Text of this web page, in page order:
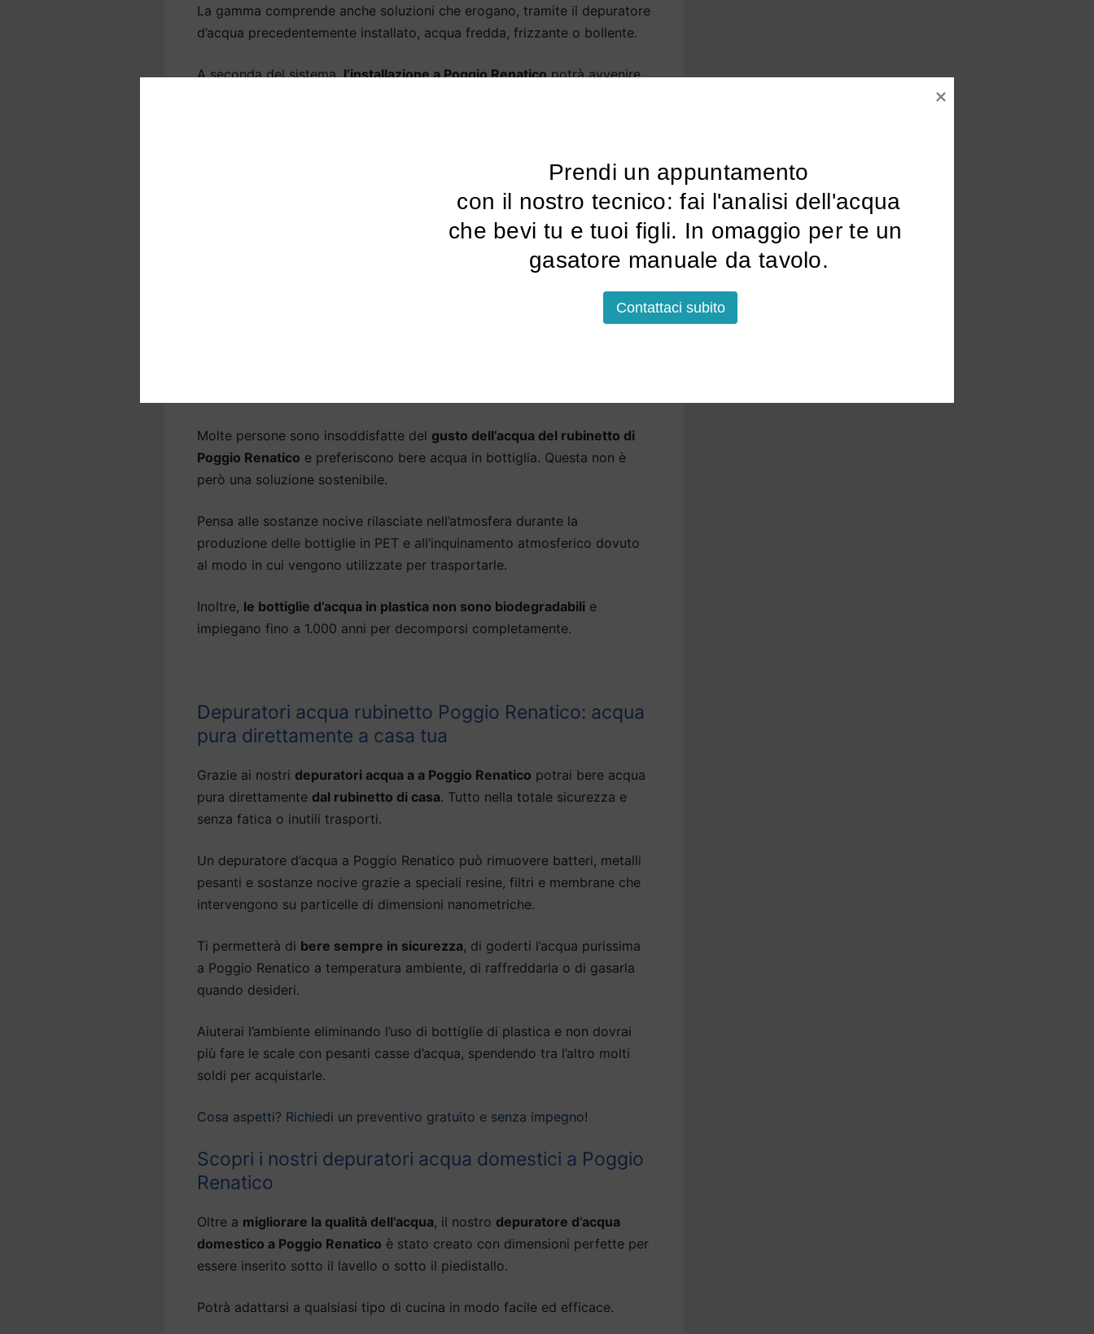
La gamma comprende anche soluzioni che erogano, tramite il depuratore
d’acqua precedentemente installato, acqua fredda, frizzante o bollente.
A seconda del sistema,l’installazione a Poggio Renaticopotrà avvenire
Depuratori acqua casa Poggio Renatico: tutti i
è fondamentale per la nostra salute e per il nostro
riduciamo i residui per rendere l’acqua più leggera, eliminiamo eventuali
Molte persone sono insoddisfatte del gusto dell’acqua del rubinetto di
Poggio Renatico e preferiscono bere acqua in bottiglia. Questa non è
però una soluzione sostenibile.
Pensa alle sostanze nocive rilasciate nell’atmosfera durante la
produzione delle bottiglie in PET e all’inquinamento atmosferico dovuto
al modo in cui vengono utilizzate per trasportarle.
Inoltre, le bottiglie d’acqua in plastica non sono biodegradabili e
impiegano fino a 1.000 anni per decomporsi completamente.
Depuratori acqua rubinetto Poggio Renatico: acqua
pura direttamente a casa tua
Grazie ai nostri depuratori acqua a a Poggio Renatico potrai bere acqua
pura direttamente dal rubinetto di casa. Tutto nella totale sicurezza e
senza fatica o inutili trasporti.
Un depuratore d’acqua a Poggio Renatico può rimuovere batteri, metalli
pesanti e sostanze nocive grazie a speciali resine, filtri e membrane che
intervengono su particelle di dimensioni nanometriche.
Ti permetterà di bere sempre in sicurezza, di goderti l’acqua purissima
a Poggio Renatico a temperatura ambiente, di raffreddarla o di gasarla
quando desideri.
Aiuterai l’ambiente eliminando l’uso di bottiglie di plastica e non dovrai
più fare le scale con pesanti casse d’acqua, spendendo tra l’altro molti
soldi per acquistarle.
Cosa aspetti? Richiedi un preventivo gratuito e senza impegno!
Scopri i nostri depuratori acqua domestici a Poggio
Renatico
Oltre a migliorare la qualità dell’acqua, il nostro depuratore d’acqua
domestico a Poggio Renatico è stato creato con dimensioni perfette per
essere inserito sotto il lavello o sotto il piedistallo.
Potrà adattarsi a qualsiasi tipo di cucina in modo facile ed efficace.
Prendi un appuntamento
che bevi tu e tuoi figli. In omaggio per te un
gasatore manuale da tavolo.
Contattaci subito